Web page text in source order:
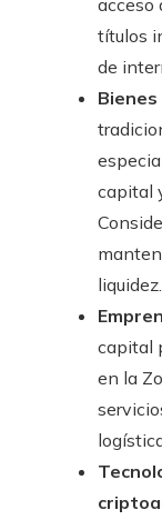
acceso
títulos
de
capital
liquidez.
capital
en la